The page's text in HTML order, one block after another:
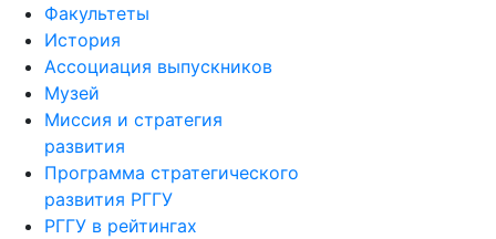
Факультеты
История
Ассоциация выпускников
Музей
Миссия и стратегия
развития
Программа стратегического
развития РГГУ
РГГУ в рейтингах